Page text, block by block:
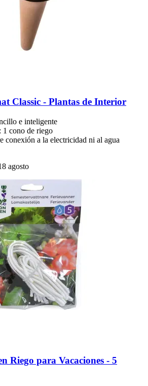
Classic -​ Plantas de Interior
e inteligente
1 cono de riego
conexión a la electricidad ni al agua
agosto
Riego para Vacaciones -​ 5